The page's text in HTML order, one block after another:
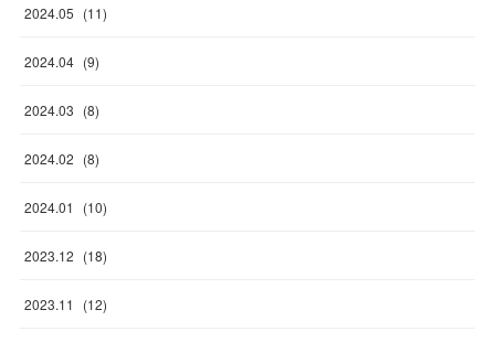
2024.05 (11)
2024.04 (9)
2024.03 (8)
2024.02 (8)
2024.01 (10)
2023.12 (18)
2023.11 (12)